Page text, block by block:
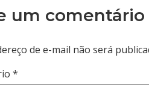
um comentário
de e-mail não será
*